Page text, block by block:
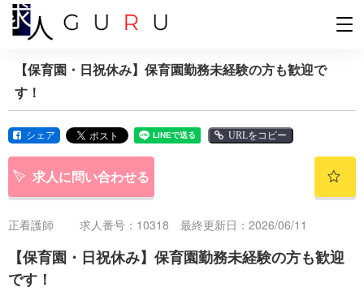
【保育園・日祝休み】保育園勤務未経験の方も歓迎で
す！
シェア URLをコピー
求人に問い合わせる
正看護師 求人番号：10318 最終更新日：2026/06/11
【保育園・日祝休み】保育園勤務未経験の方も歓迎
です！